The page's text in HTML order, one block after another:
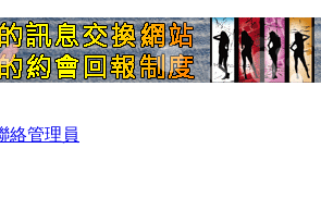
絡管理員